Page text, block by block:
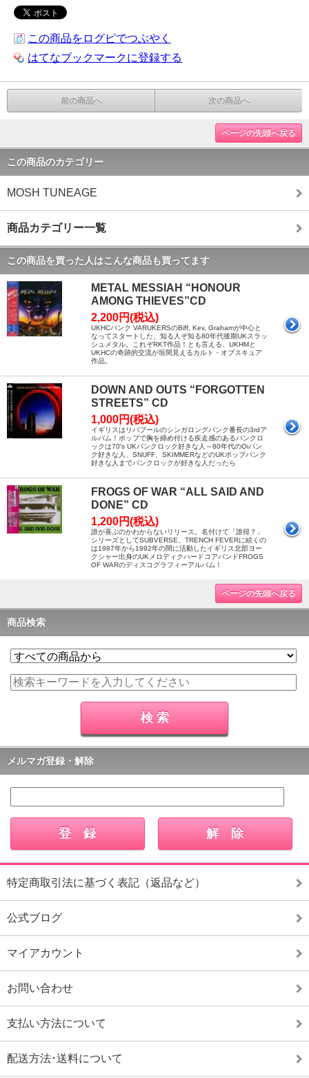
この商品をログピでつぶやく
はてなブックマークに登録する
前の商品へ 次の商品へ
ページの先頭へ戻る
この商品のカテゴリー
MOSH TUNEAGE
商品カテゴリー一覧
この商品を買った人はこんな商品も買ってます
METAL MESSIAH “HONOUR
AMONG THIEVES”CD
2,200円(税込)
UKHCパンク VARUKERSのBiff, Kev, Grahamが中心と
なってスタートした、知る人ぞ知る80年代後期UKスラッ
シュメタル。これぞRKT作品！とも言える、UKHMと
UKHCの奇跡的交流が垣間見えるカルト・オブスキュア
作品。
DOWN AND OUTS “FORGOTTEN
STREETS” CD
1,000円(税込)
イギリスはリバプールのシンガロングパンク番長の3rdア
ルバム！ポップで胸を締め付ける疾走感のあるパンクロ
ックは70′s UKパンクロック好きな人～80年代のOiパン
ク好きな人、SNUFF、SKIMMERなどのUKポップパンク
好きな人までパンクロックが好きな人だったら
FROGS OF WAR “ALL SAID AND
DONE” CD
1,200円(税込)
誰が喜ぶのかわからないリリース。名付けて「誰得？」
シリーズとしてSUBVERSE、TRENCH FEVERに続くの
は1987年から1992年の間に活動したイギリス北部ヨー
クシャー出身のUKメロディクハードコアバンドFROGS
OF WARのディスコグラフィーアルバム！
ページの先頭へ戻る
商品検索
メルマガ登録・解除
特定商取引法に基づく表記（返品など）
公式ブログ
マイアカウント
お問い合わせ
支払い方法について
配送方法･送料について